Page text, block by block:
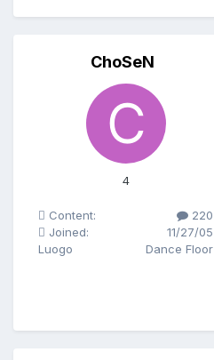
ChoSeN
4
Content:
220
Joined:
11/27/05
Luogo
Dance Floor